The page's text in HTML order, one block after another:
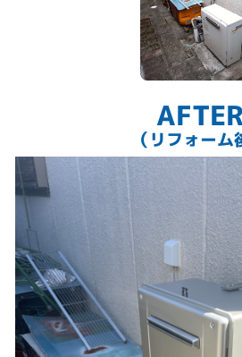
AFTER
（リフォーム